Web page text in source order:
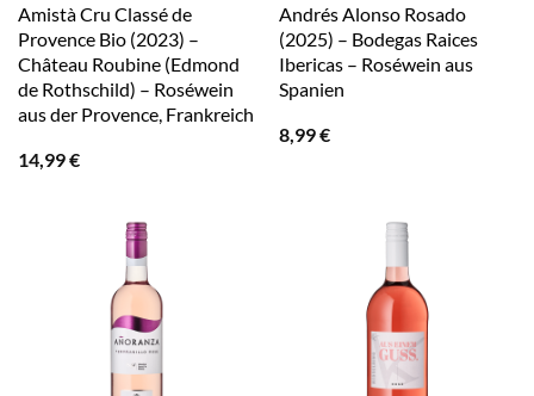
Amistà Cru Classé de
Provence Bio (2023) –
Château Roubine (Edmond
de Rothschild) – Roséwein
aus der Provence, Frankreich
14,99€
Andrés Alonso Rosado
(2025) – Bodegas Raices
Ibericas – Roséwein aus
Spanien
8,99€